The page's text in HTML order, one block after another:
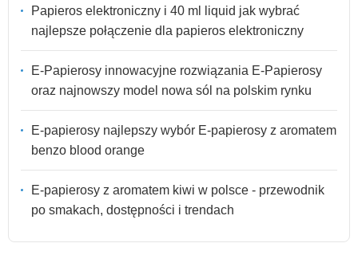
Papieros elektroniczny i 40 ml liquid jak wybrać
najlepsze połączenie dla papieros elektroniczny
E-Papierosy innowacyjne rozwiązania E-Papierosy
oraz najnowszy model nowa sól na polskim rynku
E-papierosy najlepszy wybór E-papierosy z aromatem
benzo blood orange
E-papierosy z aromatem kiwi w polsce - przewodnik
po smakach, dostępności i trendach